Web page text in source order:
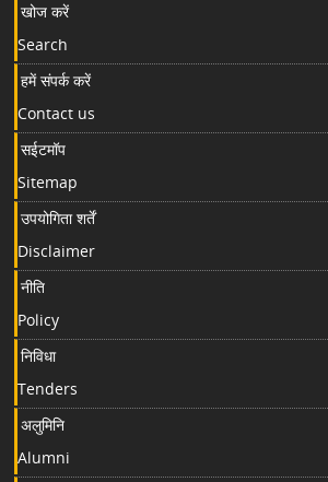
खोज करें
Search
हमें संपर्क करें
Contact us
सईटमॉप
Sitemap
उपयोगिता शर्तें
Disclaimer
नीति
Policy
निविधा
Tenders
अलुमिनि
Alumni